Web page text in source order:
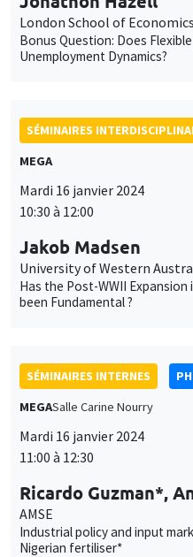
London School of Economics
Bonus Question: Does
Unemployment Dynamics?
SÉMINAIRES
MEGA
Mardi 16 janvier 2024
10:30 à 12:00
Jakob Madsen
University of Western
Has the Post-WWII Expansion
been Fundamental ?
SÉMINAIRES INTERNES
MEGASalle Carine Nourry
Mardi 16 janvier 2024
11:00 à 12:30
Ricardo Guzman*,
AMSE
Industrial policy and input
Nigerian fertiliser*